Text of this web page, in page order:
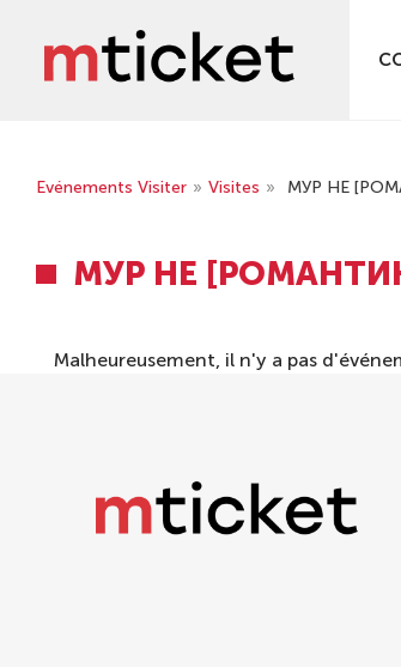
Evénements Visiter » Visites » МУР НЕ
МУР НЕ
Malheureusement, il n'y a pas